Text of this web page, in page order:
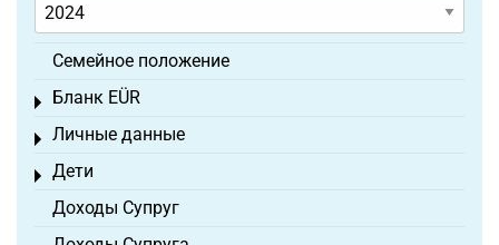
Семейное положение
Бланк EÜR
Toggle menu
Личные данные
Toggle menu
Дети
Toggle menu
Доходы Супруг